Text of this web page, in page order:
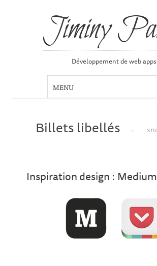
Jiminy
Développement de web apps
Billets libellés →
Inspiration design :